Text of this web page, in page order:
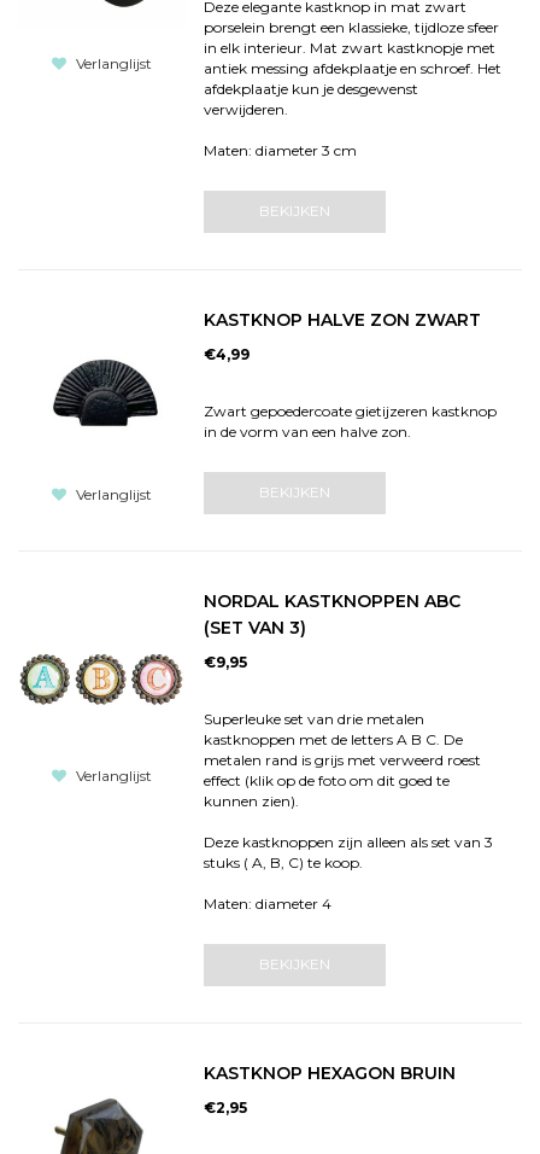
Verlanglijst
Deze elegante kastknop in mat zwart
porselein brengt een klassieke, tijdloze sfeer
in elk interieur. Mat zwart kastknopje met
antiek messing afdekplaatje en schroef. Het
afdekplaatje kun je desgewenst
verwijderen.
Maten: diameter 3 cm
BEKIJKEN
Verlanglijst
KASTKNOP HALVE ZON ZWART
€4,99
Zwart gepoedercoate gietijzeren kastknop
in de vorm van een halve zon.
BEKIJKEN
Verlanglijst
NORDAL KASTKNOPPEN ABC
(SET VAN 3)
€9,95
Superleuke set van drie metalen
kastknoppen met de letters A B C. De
metalen rand is grijs met verweerd roest
effect (klik op de foto om dit goed te
kunnen zien).
Deze kastknoppen zijn alleen als set van 3
stuks ( A, B, C) te koop.
Maten: diameter 4
BEKIJKEN
KASTKNOP HEXAGON BRUIN
€2,95